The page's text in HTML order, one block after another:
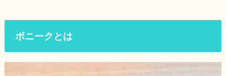
ボニークとは